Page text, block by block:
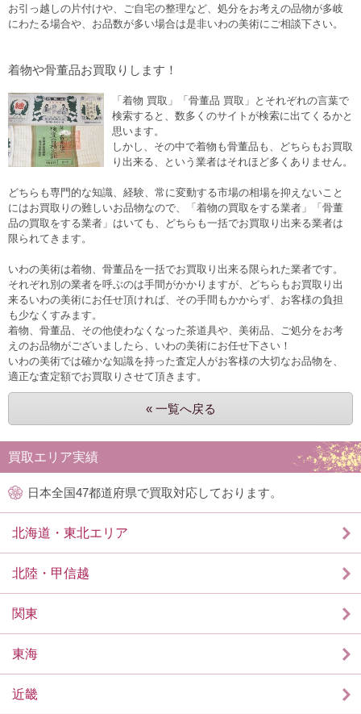
お引っ越しの片付けや、ご自宅の整理など、処分をお考えの品物が多岐
にわたる場合や、お品数が多い場合は是非いわの美術にご相談下さい。
着物や骨董品お買取りします！
「着物 買取」「骨董品 買取」とそれぞれの言葉で
検索すると、数多くのサイトが検索に出てくるかと
思います。
しかし、その中で着物も骨董品も、どちらもお買取
り出来る、という業者はそれほど多くありません。
どちらも専門的な知識、経験、常に変動する市場の相場を抑えないこと
にはお買取りの難しいお品物なので、「着物の買取をする業者」「骨董
品の買取をする業者」はいても、どちらも一括でお買取り出来る業者は
限られてきます。
いわの美術は着物、骨董品を一括でお買取り出来る限られた業者です。
それぞれ別の業者を呼ぶのは手間がかかりますが、どちらもお買取り出
来るいわの美術にお任せ頂ければ、その手間もかからず、お客様の負担
も少なくすみます。
着物、骨董品、その他使わなくなった茶道具や、美術品、ご処分をお考
えのお品物がございましたら、いわの美術にお任せ下さい！
いわの美術では確かな知識を持った査定人がお客様の大切なお品物を、
適正な査定額でお買取りさせて頂きます。
« 一覧へ戻る
買取エリア実績
日本全国47都道府県で買取対応しております。
北海道・東北エリア
北陸・甲信越
関東
東海
近畿